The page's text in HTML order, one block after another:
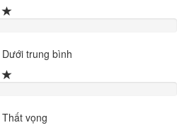
Dưới trung bình
Thất vọng